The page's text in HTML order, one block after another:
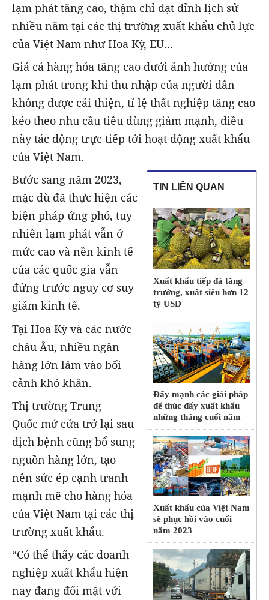
lạm phát tăng cao, thậm chỉ đạt đỉnh lịch sử
nhiều năm tại các thị trường xuất khẩu chủ lực
của Việt Nam như Hoa Kỳ, EU...
Giá cả hàng hóa tăng cao dưới ảnh hưởng của
lạm phát trong khi thu nhập của người dân
không được cải thiện, tỉ lệ thất nghiệp tăng cao
kéo theo nhu cầu tiêu dùng giảm mạnh, điều
này tác động trực tiếp tới hoạt động xuất khẩu
của Việt Nam.
TIN LIÊN QUAN
Xuất khẩu tiếp đà tăng
trưởng, xuất siêu hơn 12
tỷ USD
Đẩy mạnh các giải pháp
để thúc đẩy xuất khẩu
những tháng cuối năm
Xuất khẩu của Việt Nam
sẽ phục hồi vào cuối
năm 2023
Bước sang năm 2023,
mặc dù đã thực hiện các
biện pháp ứng phó, tuy
nhiên lạm phát vẫn ở
mức cao và nền kinh tế
của các quốc gia vẫn
đứng trước nguy cơ suy
giảm kinh tế.
Tại Hoa Kỳ và các nước
châu Âu, nhiều ngân
hàng lớn lâm vào bối
cảnh khó khăn.
Thị trường Trung
Quốc mở cửa trở lại sau
dịch bệnh cũng bổ sung
nguồn hàng lớn, tạo
nên sức ép cạnh tranh
mạnh mẽ cho hàng hóa
của Việt Nam tại các thị
trường xuất khẩu.
“Có thể thấy các doanh
nghiệp xuất khẩu hiện
nay đang đối mặt với